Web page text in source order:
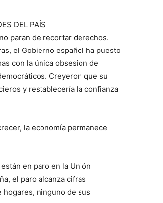
DEL PAÍS
paran de recortar derechos.
el Gobierno español ha puesto
con la única obsesión de
Creyeron que su
y restablecería la confianza
la economía permanece
en paro en la Unión
el paro alcanza cifras
hogares, ninguno de sus